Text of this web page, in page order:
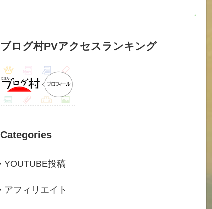
ブログ村PVアクセスランキング
Categories
YOUTUBE投稿
アフィリエイト